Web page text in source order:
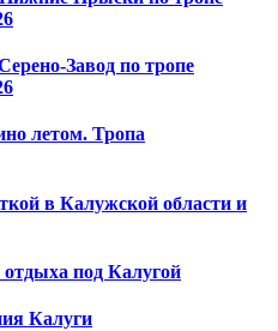
Завод по тропе
летом. Тропа
в Калужской области и
под Калугой
Калуги